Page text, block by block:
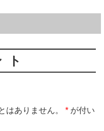
ト
はありません。 * が付い